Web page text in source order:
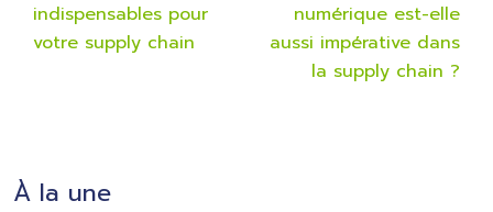
indispensables pour
votre supply chain
numérique est-elle
aussi impérative dans
la supply chain ?
À la une